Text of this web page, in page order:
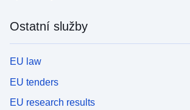
Ostatní služby
EU law
EU tenders
EU research results